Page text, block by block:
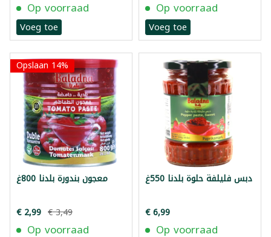
Op voorraad
Voeg toe
Op voorraad
Voeg toe
Opslaan 14%
معجون بندورة بلدنا 800غ
€ 2,99 € 3,49
Op voorraad
دبس فليلفة حلوة بلدنا 550غ
€ 6,99
Op voorraad